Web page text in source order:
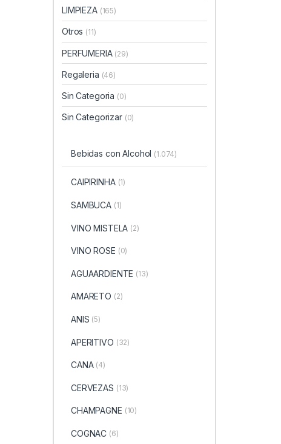
LIMPIEZA (165)
Otros (11)
PERFUMERIA (29)
Regaleria (46)
Sin Categoria (0)
Sin Categorizar (0)
Bebidas con Alcohol (1.074)
CAIPIRINHA (1)
SAMBUCA (1)
VINO MISTELA (2)
VINO ROSE (0)
AGUAARDIENTE (13)
AMARETO (2)
ANIS (5)
APERITIVO (32)
CANA (4)
CERVEZAS (13)
CHAMPAGNE (10)
COGNAC (6)